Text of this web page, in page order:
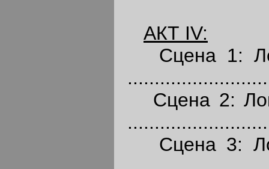
АКТ IV:
Сцена 1:
Сцена 2:
Сцена 3: